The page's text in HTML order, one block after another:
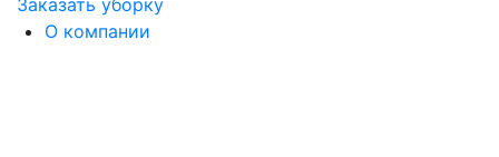
Заказать уборку
О компании